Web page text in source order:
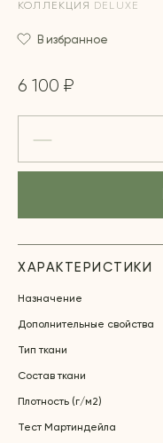
КОЛЛЕКЦИЯ DELUXE
В избранное
6 100 ₽
ХАРАКТЕРИСТИКИ
Назначение
Дополнительные свойства
Тип ткани
Состав ткани
Плотность (г/м2)
Тест Мартиндейла